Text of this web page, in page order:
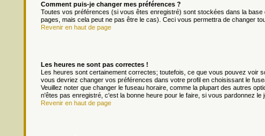
Comment puis-je changer mes préférences ?
Toutes vos préférences (si vous êtes enregistré) sont stockées dans la
pages, mais cela peut ne pas être le cas). Ceci vous permettra de changer
Revenir en haut de page
Les heures ne sont pas correctes !
Les heures sont certainement correctes; toutefois, ce que vous pouvez voir
vous devriez changer vos préférences dans votre profil en choisissant le
Veuillez noter que changer le fuseau horaire, comme la plupart des autres
n'êtes pas enregistré, c'est la bonne heure pour le faire, si vous pardonnez le
Revenir en haut de page